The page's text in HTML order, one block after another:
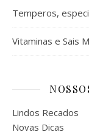
Temperos,
Vitaminas e Sais
Lindos Recados
Novas Dicas